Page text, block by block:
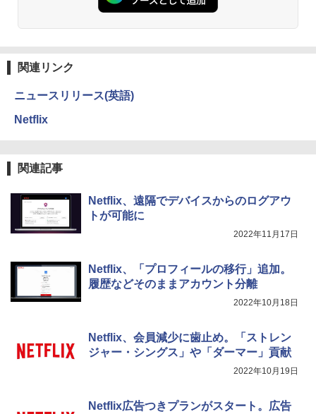
関連リンク
ニュースリリース(英語)
Netflix
関連記事
Netflix、遠隔でデバイスからのログアウ
トが可能に
2022年11月17日
Netflix、「プロフィールの移行」追加。
履歴などそのままアカウント分離
2022年10月18日
Netflix、会員減少に歯止め。「ストレン
ジャー・シングス」や「ダーマー」貢献
2022年10月19日
Netflix広告つきプランがスタート。広告